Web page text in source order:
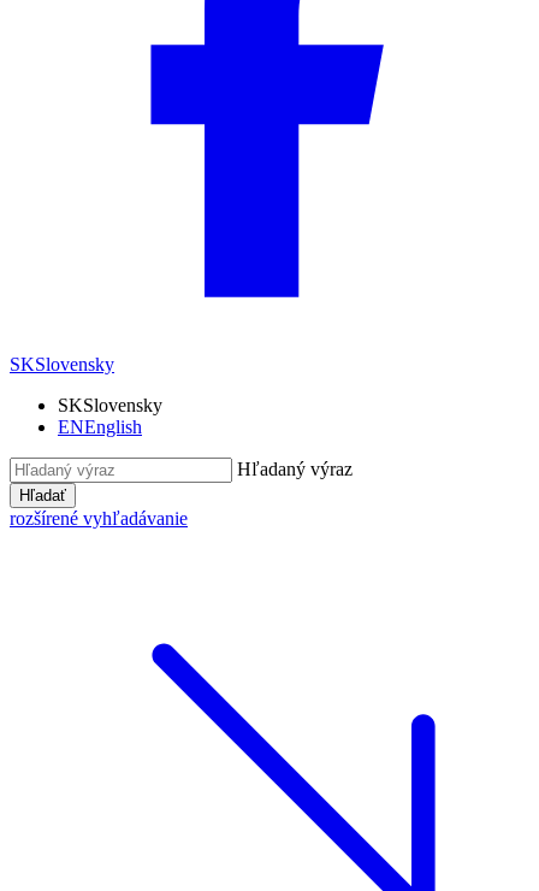
SKSlovensky
SKSlovensky
ENEnglish
Hľadaný výraz
Hľadať
rozšírené vyhľadávanie